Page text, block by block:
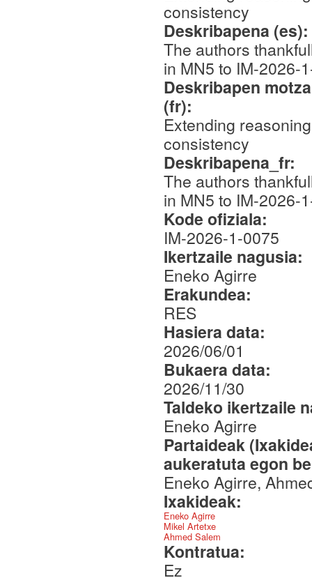
consistency
Deskribapena (es):
The authors
in MN5 to IM-2026-
Deskribapen
(fr):
Extending
consistency
Deskribapena_fr:
The authors
in MN5 to IM-2026-
Kode ofiziala:
IM-2026-1-0075
Ikertzaile nagusia:
Eneko Agirre
Erakundea:
RES
Hasiera data:
2026/06/01
Bukaera data:
2026/11/30
Taldeko ikertzaile
Eneko Agirre
Partaideak
aukeratuta egon
Eneko Agirre,
Ixakideak:
Eneko Agirre
Mikel Artetxe
Ahmed Salem
Kontratua:
Ez